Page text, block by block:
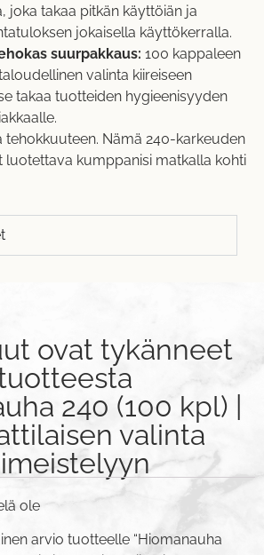
joka takaa pitkän käyttöiän ja
jokaisella käyttökerralla.
suurpakkaus: 100 kappaleen
valinta kiireiseen
takaa tuotteiden hygieenisyyden
tehokkuuteen. Nämä 240-karkeuden
luotettava kumppanisi matkalla kohti
ovat tykänneet
240 (100 kpl) |
valinta
ole
arvio tuotteelle “Hiomanauha